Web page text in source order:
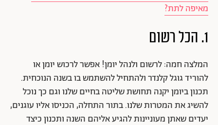
מאיפה לתת?
1. הכל רשום
המלצה חמה: לרשום ולנהל יומן! אפשר לרכוש יומן או
להוריד גוגל קלנדר ולהתחיל להשתמש בו בשנה הנוכחית.
תכנון ביומן יקנה תחושת שליטה בחיים שלנו וגם כך נוכל
להשיג את המטרות שלנו. בתור התחלה, הכניסו אליו עוגנים,
יעדים שאתן מעוניינות להגיע אליהם השנה ותכנון כיצד